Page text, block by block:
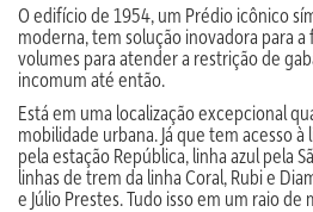
O edifício de 1954, um Prédio icônico
moderna, tem solução inovadora para
volumes para atender a restrição de
incomum até então.
Está em uma localização excepcional
mobilidade urbana. Já que tem acesso
pela estação República, linha azul pela
linhas de trem da linha Coral, Rubi e
e Júlio Prestes. Tudo isso em um raio de